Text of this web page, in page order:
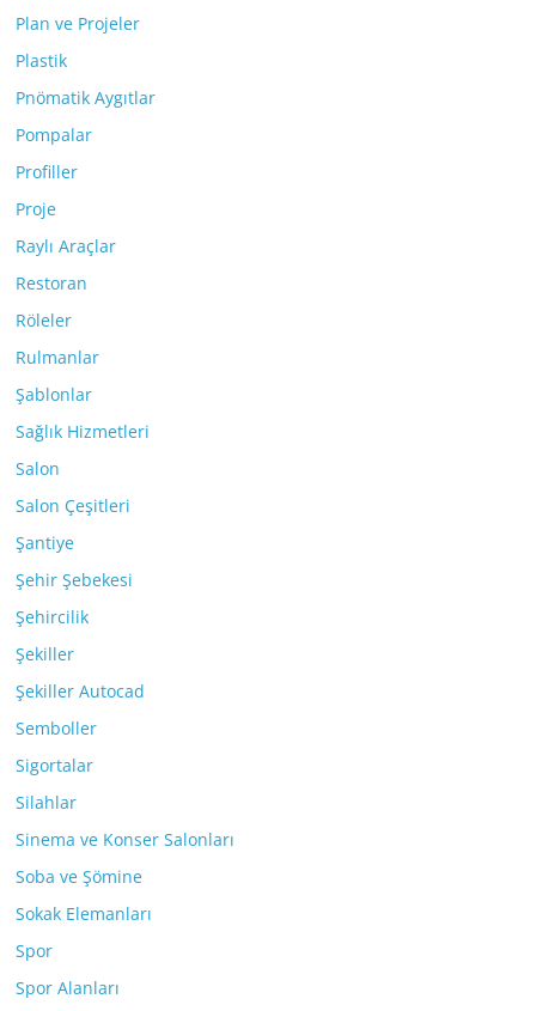
Plan ve Projeler
Plastik
Pnömatik Aygıtlar
Pompalar
Profiller
Proje
Raylı Araçlar
Restoran
Röleler
Rulmanlar
Şablonlar
Sağlık Hizmetleri
Salon
Salon Çeşitleri
Şantiye
Şehir Şebekesi
Şehircilik
Şekiller
Şekiller Autocad
Semboller
Sigortalar
Silahlar
Sinema ve Konser Salonları
Soba ve Şömine
Sokak Elemanları
Spor
Spor Alanları